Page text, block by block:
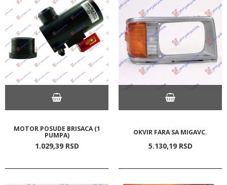
MOTOR POSUDE BRISACA (1
PUMPA)
1.029,39 RSD
OKVIR FARA SA MIGAVC.
5.130,19 RSD